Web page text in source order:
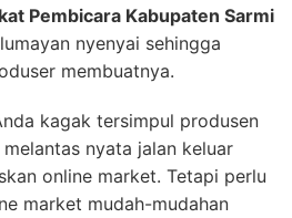
Pembicara Kabupaten Sarmi
nyenyai sehingga
membuatnya.
kagak tersimpul produsen
nyata jalan keluar
online market. Tetapi perlu
market mudah-mudahan